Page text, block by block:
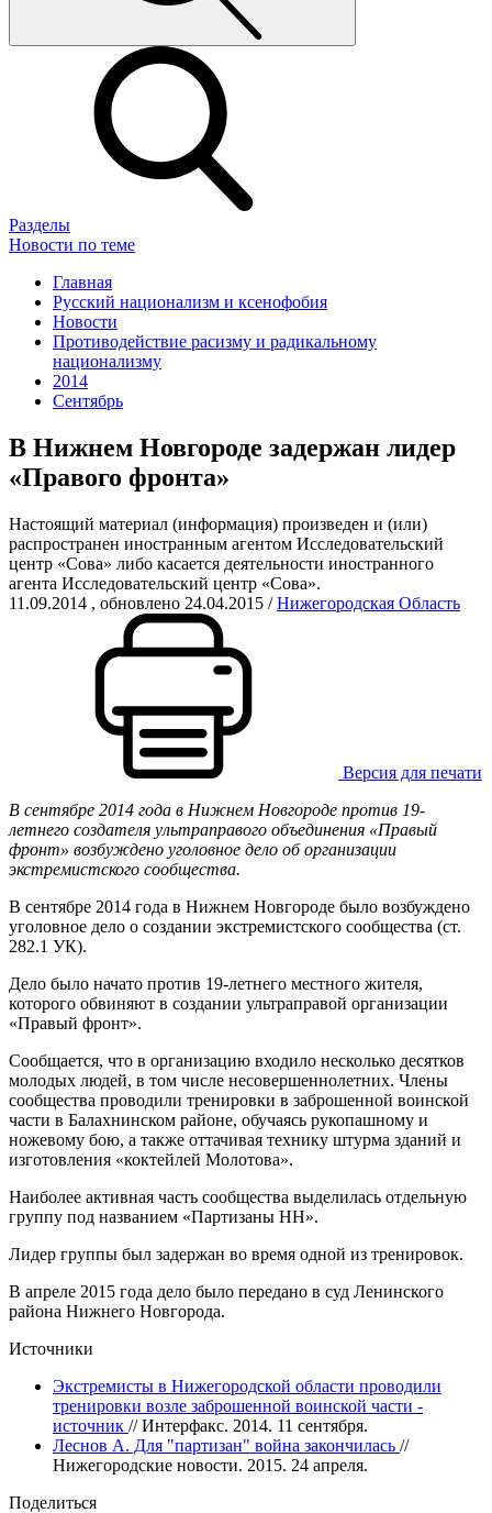
Разделы
Новости по теме
Главная
Русский национализм и ксенофобия
Новости
Противодействие расизму и радикальному
национализму
2014
Сентябрь
В Нижнем Новгороде задержан лидер
«Правого фронта»
Настоящий материал (информация) произведен и (или)
распространен иностранным агентом Исследовательский
центр «Сова» либо касается деятельности иностранного
агента Исследовательский центр «Сова».
11.09.2014 , обновлено 24.04.2015 /Нижегородская Область
Версия для печати
В сентябре 2014 года в Нижнем Новгороде против 19-
летнего создателя ультраправого объединения «Правый
фронт» возбуждено уголовное дело об организации
экстремистского сообщества.
В сентябре 2014 года в Нижнем Новгороде было возбуждено
уголовное дело о создании экстремистского сообщества (ст.
282.1 УК).
Дело было начато против 19-летнего местного жителя,
которого обвиняют в создании ультраправой организации
«Правый фронт».
Сообщается, что в организацию входило несколько десятков
молодых людей, в том числе несовершеннолетних. Члены
сообщества проводили тренировки в заброшенной воинской
части в Балахнинском районе, обучаясь рукопашному и
ножевому бою, а также оттачивая технику штурма зданий и
изготовления «коктейлей Молотова».
Наиболее активная часть сообщества выделилась отдельную
группу под названием «Партизаны НН».
Лидер группы был задержан во время одной из тренировок.
В апреле 2015 года дело было передано в суд Ленинского
района Нижнего Новгорода.
Источники
Экстремисты в Нижегородской области проводили
тренировки возле заброшенной воинской части -
источник // Интерфакс. 2014. 11 сентября.
Леснов А. Для "партизан" война закончилась //
Нижегородские новости. 2015. 24 апреля.
Поделиться